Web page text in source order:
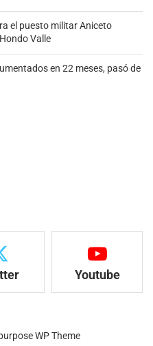
el puesto militar Aniceto
Valle
en 22 meses, pasó de
Youtube